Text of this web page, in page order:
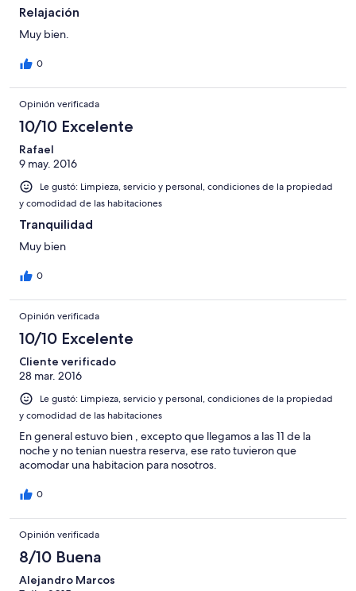
Relajación
Muy bien.
0
Opinión verificada
10/10 Excelente
Rafael
9 may. 2016
Le gustó: Limpieza, servicio y personal, condiciones de la propiedad
y comodidad de las habitaciones
Tranquilidad
Muy bien
0
Opinión verificada
10/10 Excelente
Cliente verificado
28 mar. 2016
Le gustó: Limpieza, servicio y personal, condiciones de la propiedad
y comodidad de las habitaciones
En general estuvo bien , excepto que llegamos a las 11 de la
noche y no tenian nuestra reserva, ese rato tuvieron que
acomodar una habitacion para nosotros.
0
Opinión verificada
8/10 Buena
Alejandro Marcos